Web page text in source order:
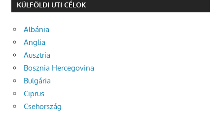
KÜLFÖLDI UTI CÉLOK
Albánia
Anglia
Ausztria
Bosznia Hercegovina
Bulgária
Ciprus
Csehország